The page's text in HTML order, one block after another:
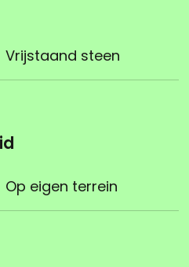
Vrijstaand steen
Op eigen terrein